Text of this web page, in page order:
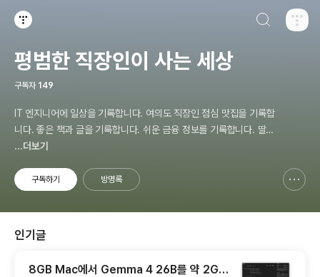
평범한 직장인이 사는 세상
구독자 149
IT 엔지니어에 일상을 기록합니다. 여의도 직장인 점심 맛집을 기록합
니다. 좋은 책과 글을 기록합니다. 쉬운 금융 정보를 기록합니다. 딸바
보 아빠의 주말 계획을 기록 합니다.
...더보기
구독하기 방명록
인기글
8GB Mac에서 Gemma 4 26B를 약 2GB